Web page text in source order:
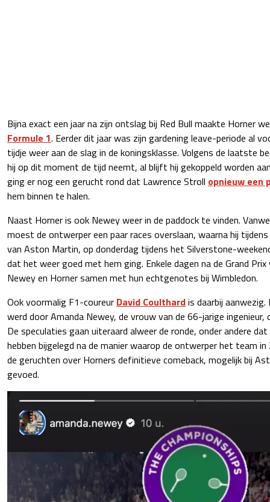
Bijna exact een jaar na zijn ontslag bij Red Bull maakte Horner
Formule 1. Eerder dit jaar was zijn gardening leave-periode al
tijdje weer aan de slag in de koningsklasse. Volgens de laatste
hij op dit moment de tijd neemt, al blijft hij gekoppeld worden
ging er nog een gerucht rond dat Lawrence Stroll opnieuw een
hem binnen te halen.
Naast Horner is ook Newey weer in de paddock te vinden.
moest de ontwerper een paar races overslaan, waarna hij
van Aston Martin, op donderdag tijdens het Silverstone-
dat het weer goed met hem ging. Enkele dagen na de Grand
Newey en Horner samen met hun echtgenotes bij Wimbledon.
Ook voormalig F1-coureur David Coulthardis daarbij
werd door Amanda Newey, de vrouw van de 66-jarige
De speculaties gaan uiteraard alweer de ronde, onder andere
hebben bijgelegd na de manier waarop de ontwerper het team
de geruchten over Horners definitieve comeback, mogelijk bij
gevoed.